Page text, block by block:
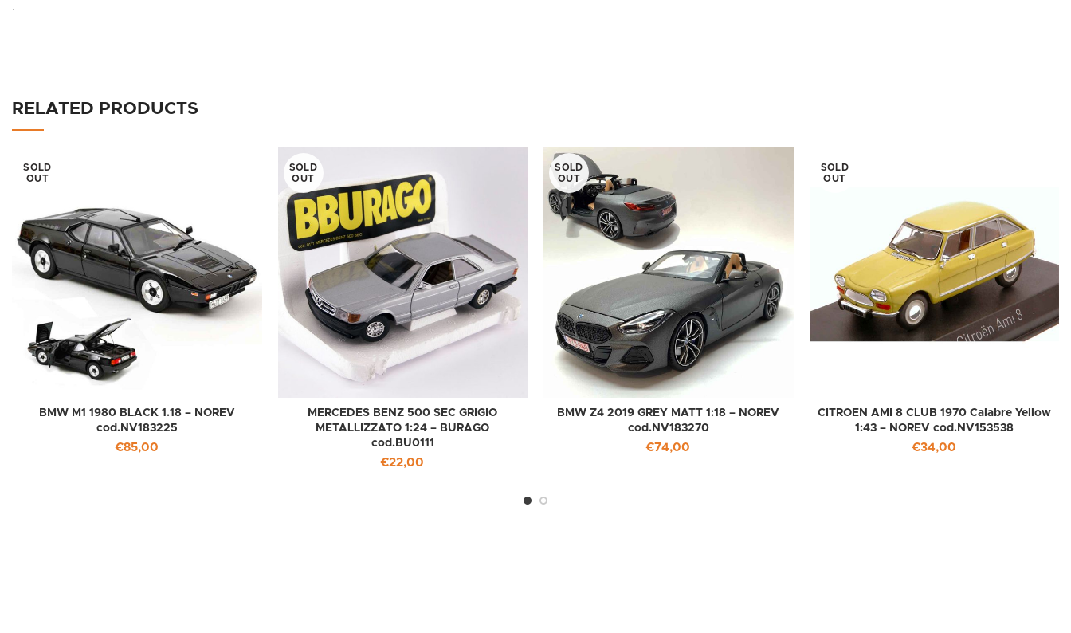
.
RELATED PRODUCTS
SOLD
OUT
BMW M1 1980 BLACK 1.18 – NOREV
cod.NV183225
€85,00
SOLD
OUT
MERCEDES BENZ 500 SEC GRIGIO
METALLIZZATO 1:24 – BURAGO
cod.BU0111
€22,00
SOLD
OUT
BMW Z4 2019 GREY MATT 1:18 – NOREV
cod.NV183270
€74,00
SOLD
OUT
CITROEN AMI 8 CLUB 1970 Calabre Yellow
1:43 – NOREV cod.NV153538
€34,00